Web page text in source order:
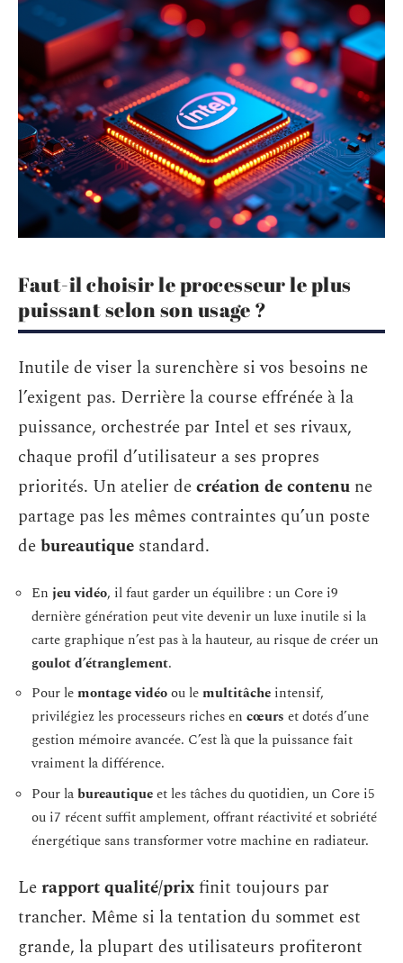
Faut-il choisir le processeur le plus
puissant selon son usage ?
Inutile de viser la surenchère si vos besoins ne
l’exigent pas. Derrière la course effrénée à la
puissance, orchestrée par Intel et ses rivaux,
chaque profil d’utilisateur a ses propres
priorités. Un atelier decréation de contenu ne
partage pas les mêmes contraintes qu’un poste
debureautique standard.
En jeu vidéo, il faut garder un équilibre : un Core i9
dernière génération peut vite devenir un luxe inutile si la
carte graphique n’est pas à la hauteur, au risque de créer un
goulot d’étranglement.
Pour lemontage vidéoou lemultitâche intensif,
privilégiez les processeurs riches en cœurs et dotés d’une
gestion mémoire avancée. C’est là que la puissance fait
vraiment la différence.
Pour labureautiqueet les tâches du quotidien, un Core i5
ou i7 récent suffit amplement, offrant réactivité et sobriété
énergétique sans transformer votre machine en radiateur.
Lerapport qualité/prixfinit toujours par
trancher. Même si la tentation du sommet est
grande, la plupart des utilisateurs profiteront